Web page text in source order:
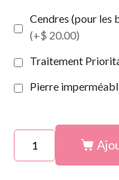
Cendres (pour les
(+$ 20.00)
Traitement
Pierre